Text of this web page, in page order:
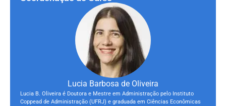
Lucia Barbosa de Oliveira
Lucia B. Oliveira é Doutora e Mestre em Administração pelo Instituto
Coppead de Administração (UFRJ) e graduada em Ciências Econômicas